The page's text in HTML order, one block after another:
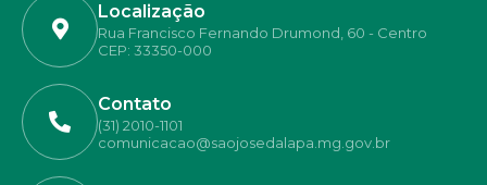
Localização
Rua Francisco Fernando Drumond, 60 - Centro
CEP: 33350-000
Contato
(31) 2010-1101
comunicacao@saojosedalapa.mg.gov.br